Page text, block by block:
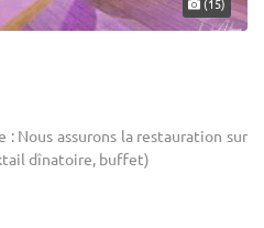
: Nous assurons la restauration sur
dînatoire, buffet)